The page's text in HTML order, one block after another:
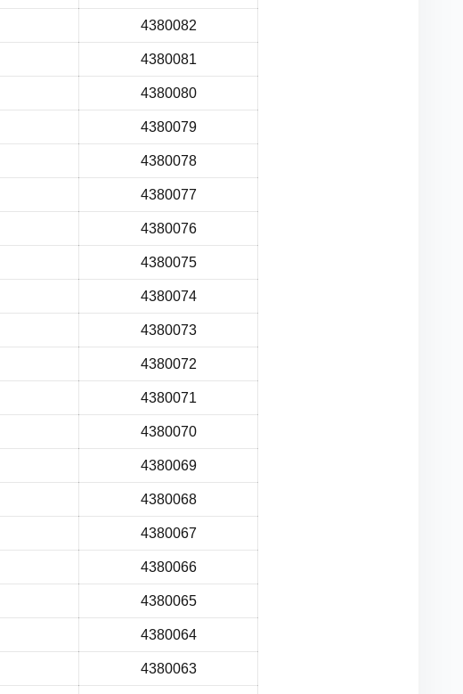
4380082
4380081
4380080
4380079
4380078
4380077
4380076
4380075
4380074
4380073
4380072
4380071
4380070
4380069
4380068
4380067
4380066
4380065
4380064
4380063